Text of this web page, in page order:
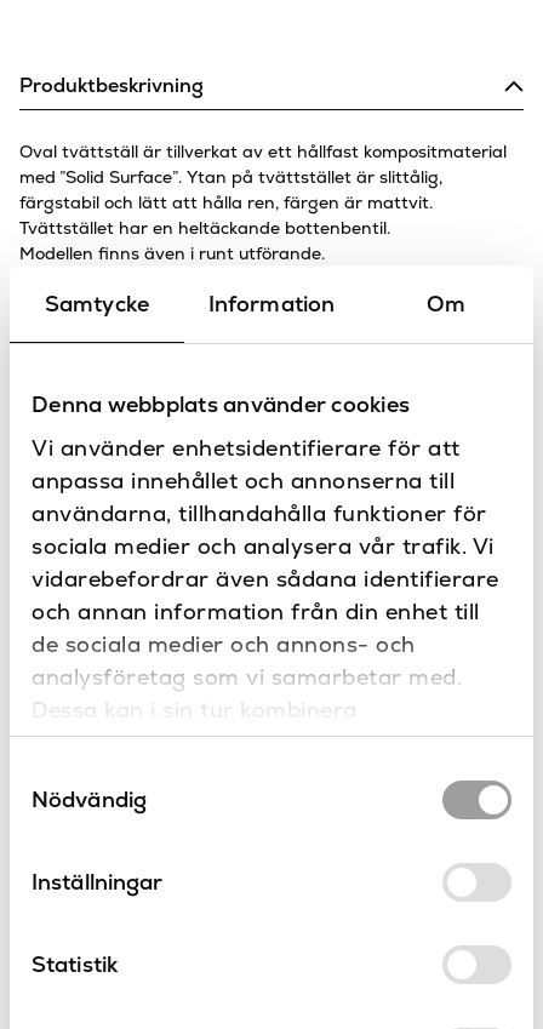
Samtycke Information Om
Denna webbplats använder cookies
Vi använder enhetsidentifierare för att
anpassa innehållet och annonserna till
användarna, tillhandahålla funktioner för
sociala medier och analysera vår trafik. Vi
vidarebefordrar även sådana identifierare
och annan information från din enhet till
de sociala medier och annons- och
analysföretag som vi samarbetar med.
Dessa kan i sin tur kombinera
informationen med annan information som
samlat in när du har använt deras tjänster.
Nödvändig
Inställningar
Statistik
Produktbeskrivning
Oval tvättställ är tillverkat av ett hållfast kompositmaterial
med ”Solid Surface”. Ytan på tvättstället är slittålig,
färgstabil och lätt att hålla ren, färgen är mattvit.
Tvättstället har en heltäckande bottenbentil.
Modellen finns även i runt utförande.
tvättstället.
Bredd (mm) 600
Djup (mm) 400
Färg Matt vit
Höjd (mm) 140
Material Solid surface
Placering Bänk
Produkttyp Tvättställ
Manual
Kontakta oss
Har du frågor eller vill du göra en
specialbeställning?
Produkter